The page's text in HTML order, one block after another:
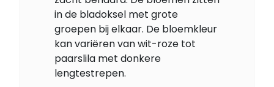
in de bladoksel met grote
groepen bij elkaar. De bloemkleur
kan variëren van wit-roze tot
paarslila met donkere
lengtestrepen.